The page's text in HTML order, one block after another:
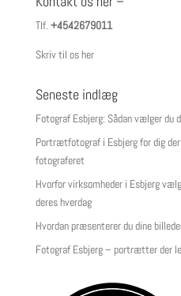
Tlf. +4542679011
Skriv til os her
Seneste indlæg
Fotograf Esbjerg: Sådan vælger du
Portrætfotograf i Esbjerg for dig
fotograferet
Hvorfor virksomheder i Esbjerg
deres hverdag
Hvordan præsenterer du dine
Fotograf Esbjerg – portrætter der